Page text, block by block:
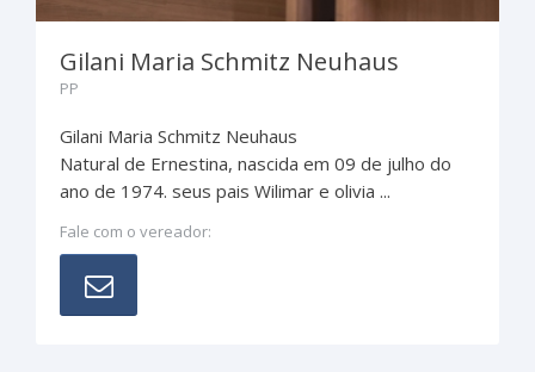
Gilani Maria Schmitz Neuhaus
PP
Gilani Maria Schmitz Neuhaus
Natural de Ernestina, nascida em 09 de julho do
ano de 1974. seus pais Wilimar e olivia ...
Fale com o vereador: